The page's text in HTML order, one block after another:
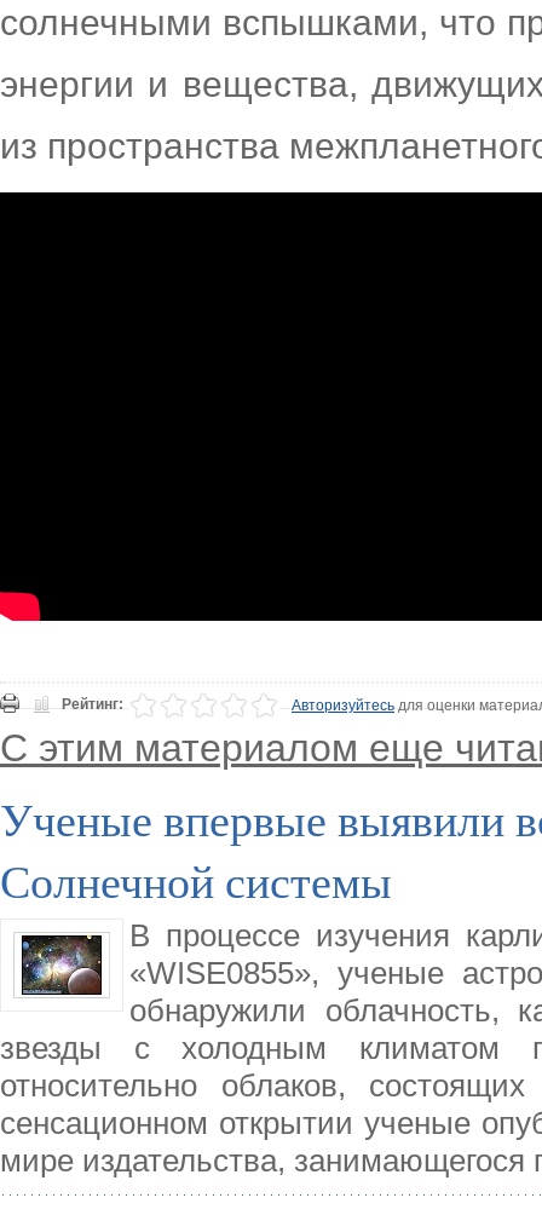
солнечными вспышками, что
энергии и вещества,
из пространства
Рейтинг: Авторизуйтесьдля оценки
С этим материалом еще
Ученые впервые выявили
Солнечной системы
В процессе изучения
«WISE0855», ученые
обнаружили облачность,
звезды с холодным климатом
относительно облаков,
сенсационном открытии ученые
мире издательства, занимающегося